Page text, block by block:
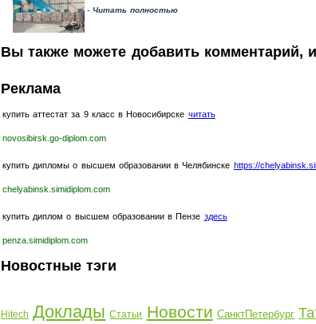
- Читать полностью
Вы также можете добавить комментарий,
Реклама
купить аттестат за 9 класс в Новосибирске читать
novosibirsk.go-diplom.com
купить дипломы о высшем образовании в Челябинске https://
chelyabinsk.simidiplom.com
купить диплом о высшем образовании в Пензе здесь
penza.simidiplom.com
Новостные тэги
Hitech Доклады Статьи Новости СанктПетербург